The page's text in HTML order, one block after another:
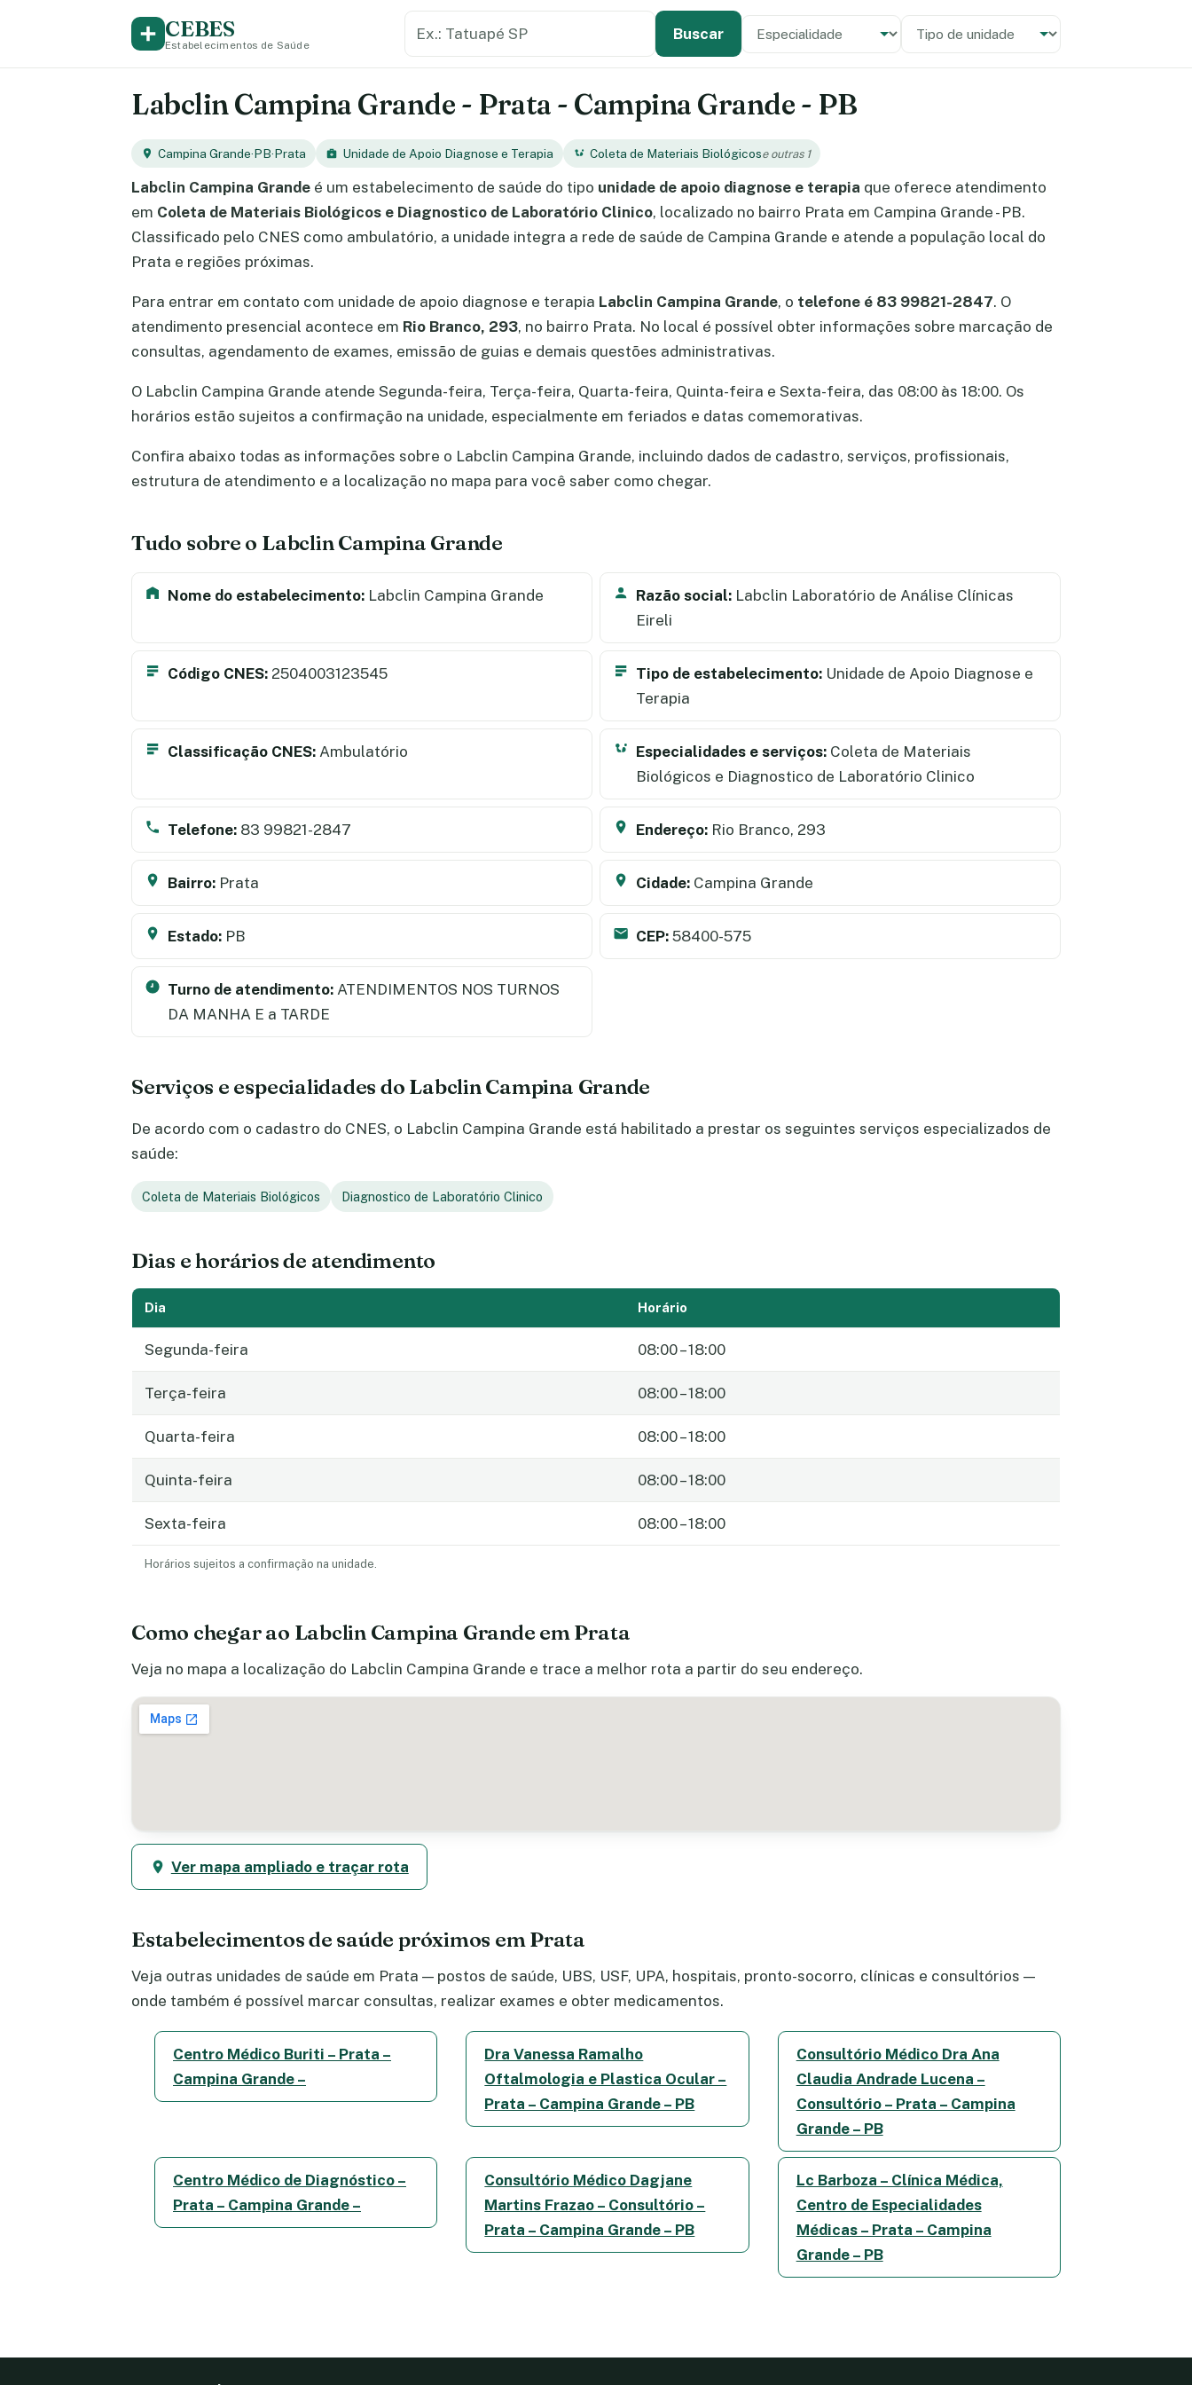
CEBES
Estabelecimentos de Saúde
Buscar Especialidade
Tipo de unidade
Labclin Campina Grande - Prata - Campina Grande - PB
Campina Grande·PB·Prata Unidade de Apoio Diagnose e Terapia Coleta de Materiais Biológicose outras 1
Labclin Campina Grande é um estabelecimento de saúde do tipo unidade de apoio diagnose e terapia que oferece atendimento
em Coleta de Materiais Biológicos e Diagnostico de Laboratório Clinico, localizado no bairro Prata em Campina Grande - PB.
Classificado pelo CNES como ambulatório, a unidade integra a rede de saúde de Campina Grande e atende a população local do
Prata e regiões próximas.
Para entrar em contato com unidade de apoio diagnose e terapia Labclin Campina Grande, o telefone é 83 99821-2847. O
atendimento presencial acontece em Rio Branco, 293, no bairro Prata. No local é possível obter informações sobre marcação de
consultas, agendamento de exames, emissão de guias e demais questões administrativas.
O Labclin Campina Grande atende Segunda-feira, Terça-feira, Quarta-feira, Quinta-feira e Sexta-feira, das 08:00 às 18:00. Os
horários estão sujeitos a confirmação na unidade, especialmente em feriados e datas comemorativas.
Confira abaixo todas as informações sobre o Labclin Campina Grande, incluindo dados de cadastro, serviços, profissionais,
estrutura de atendimento e a localização no mapa para você saber como chegar.
Tudo sobre o Labclin Campina Grande
Nome do estabelecimento: Labclin Campina Grande Razão social: Labclin Laboratório de Análise Clínicas
Eireli
Código CNES: 2504003123545 Tipo de estabelecimento: Unidade de Apoio Diagnose e
Terapia
Classificação CNES: Ambulatório Especialidades e serviços: Coleta de Materiais
Biológicos e Diagnostico de Laboratório Clinico
Telefone: 83 99821-2847 Endereço: Rio Branco, 293
Bairro: Prata Cidade: Campina Grande
Estado: PB CEP: 58400-575
Turno de atendimento: ATENDIMENTOS NOS TURNOS
DA MANHA E a TARDE
Serviços e especialidades do Labclin Campina Grande
De acordo com o cadastro do CNES, o Labclin Campina Grande está habilitado a prestar os seguintes serviços especializados de
saúde:
Coleta de Materiais Biológicos Diagnostico de Laboratório Clinico
Dias e horários de atendimento
Dia Horário
Segunda-feira 08:00 – 18:00
Terça-feira 08:00 – 18:00
Quarta-feira 08:00 – 18:00
Quinta-feira 08:00 – 18:00
Sexta-feira 08:00 – 18:00
Horários sujeitos a confirmação na unidade.
Como chegar ao Labclin Campina Grande em Prata
Veja no mapa a localização do Labclin Campina Grande e trace a melhor rota a partir do seu endereço.
Ver mapa ampliado e traçar rota
Estabelecimentos de saúde próximos em Prata
Veja outras unidades de saúde em Prata — postos de saúde, UBS, USF, UPA, hospitais, pronto-socorro, clínicas e consultórios —
onde também é possível marcar consultas, realizar exames e obter medicamentos.
Centro Médico Buriti – Prata –
Campina Grande –
Dra Vanessa Ramalho
Oftalmologia e Plastica Ocular –
Prata – Campina Grande – PB
Consultório Médico Dra Ana
Claudia Andrade Lucena –
Consultório – Prata – Campina
Grande – PB
Centro Médico de Diagnóstico –
Prata – Campina Grande –
Consultório Médico Dagjane
Martins Frazao – Consultório –
Prata – Campina Grande – PB
Lc Barboza – Clínica Médica,
Centro de Especialidades
Médicas – Prata – Campina
Grande – PB